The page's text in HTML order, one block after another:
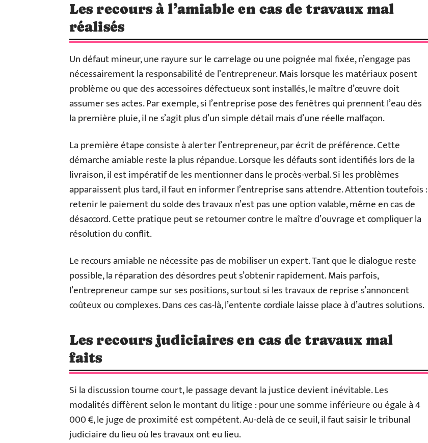
Les recours à l’amiable en cas de travaux mal
réalisés
Un défaut mineur, une rayure sur le carrelage ou une poignée mal fixée, n’engage pas
nécessairement la responsabilité de l’entrepreneur. Mais lorsque les matériaux posent
problème ou que des accessoires défectueux sont installés, le maître d’œuvre doit
assumer ses actes. Par exemple, si l’entreprise pose des fenêtres qui prennent l’eau dès
la première pluie, il ne s’agit plus d’un simple détail mais d’une réelle malfaçon.
La première étape consiste à alerter l’entrepreneur, par écrit de préférence. Cette
démarche amiable reste la plus répandue. Lorsque les défauts sont identifiés lors de la
livraison, il est impératif de les mentionner dans le procès-verbal. Si les problèmes
apparaissent plus tard, il faut en informer l’entreprise sans attendre. Attention toutefois :
retenir le paiement du solde des travaux n’est pas une option valable, même en cas de
désaccord. Cette pratique peut se retourner contre le maître d’ouvrage et compliquer la
résolution du conflit.
Le recours amiable ne nécessite pas de mobiliser un expert. Tant que le dialogue reste
possible, la réparation des désordres peut s’obtenir rapidement. Mais parfois,
l’entrepreneur campe sur ses positions, surtout si les travaux de reprise s’annoncent
coûteux ou complexes. Dans ces cas-là, l’entente cordiale laisse place à d’autres solutions.
Les recours judiciaires en cas de travaux mal
faits
Si la discussion tourne court, le passage devant la justice devient inévitable. Les
modalités diffèrent selon le montant du litige : pour une somme inférieure ou égale à 4
000 €, le juge de proximité est compétent. Au-delà de ce seuil, il faut saisir le tribunal
judiciaire du lieu où les travaux ont eu lieu.